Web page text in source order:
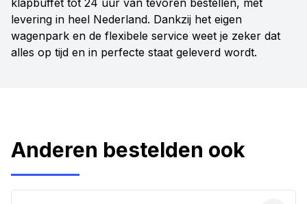
klapbuffet tot 24 uur van tevoren bestellen, met
levering in heel Nederland. Dankzij het eigen
wagenpark en de flexibele service weet je zeker dat
alles op tijd en in perfecte staat geleverd wordt.
Anderen bestelden ook